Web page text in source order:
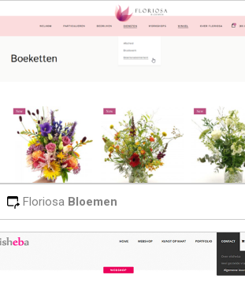
Floriosa Bloemen